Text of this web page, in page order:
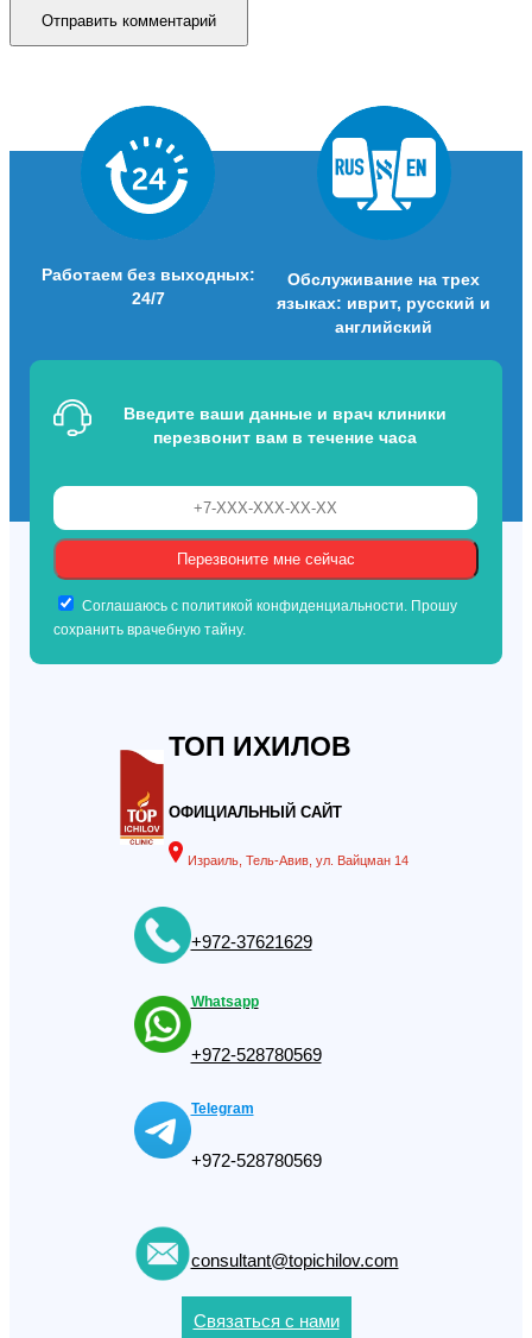
Работаем без выходных:
24/7
Обслуживание на трех
языках: иврит, русский и
английский
Введите ваши данные и врач клиники
перезвонит вам в течение часа
Соглашаюсь с политикой конфиденциальности. Прошу
сохранить врачебную тайну.
ТОП ИХИЛОВ
ОФИЦИАЛЬНЫЙ САЙТ
Израиль, Тель-Авив, ул. Вайцман 14
+972-37621629
Whatsapp
+972-528780569
Telegram
+972-528780569
consultant@topichilov.com
Связаться с нами